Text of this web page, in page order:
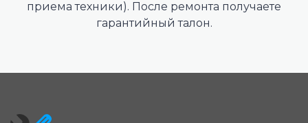
приема техники). После ремонта получаете
гарантийный талон.